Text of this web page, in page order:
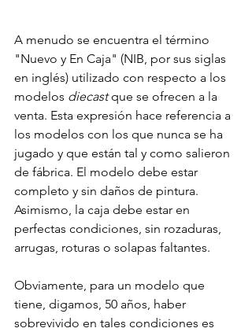
A menudo se encuentra el término
"Nuevo y En Caja" (NIB, por sus siglas
en inglés) utilizado con respecto a los
modelos diecast que se ofrecen a la
venta. Esta expresión hace referencia a
los modelos con los que nunca se ha
jugado y que están tal y como salieron
de fábrica. El modelo debe estar
completo y sin daños de pintura.
Asimismo, la caja debe estar en
perfectas condiciones, sin rozaduras,
arrugas, roturas o solapas faltantes.
Obviamente, para un modelo que
tiene, digamos, 50 años, haber
sobrevivido en tales condiciones es